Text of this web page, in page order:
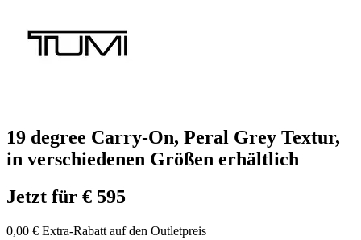
19 degree Carry-On, Peral Grey Textur,
in verschiedenen Größen erhältlich
Jetzt für € 595
0,00 € Extra-Rabatt auf den Outletpreis